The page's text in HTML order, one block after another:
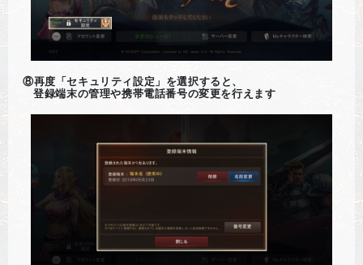
⑧再度「セキュリティ設定」を選択すると、
登録端末の管理や携帯電話番号の変更を行えます